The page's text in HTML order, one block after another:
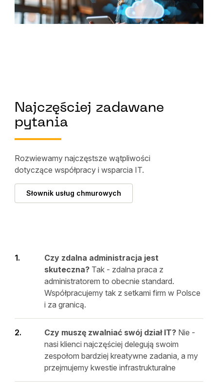
Najczęściej zadawane
pytania
Rozwiewamy najczęstsze wątpliwości
dotyczące współpracy i wsparcia IT.
Słownik usług chmurowych
Czy zdalna administracja jest
skuteczna? Tak - zdalna praca z
administratorem to obecnie standard.
Współpracujemy tak z setkami firm w Polsce
i za granicą.
Czy muszę zwalniać swój dział IT? Nie -
nasi klienci najczęściej delegują swoim
zespołom bardziej kreatywne zadania, a my
przejmujemy kwestie infrastrukturalne